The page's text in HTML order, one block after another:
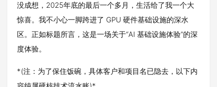
没成想，2025年底的最后一个多月，生活给了我一个大
惊喜。我不小心一脚跨进了 GPU 硬件基础设施的深水
区。正如标题所言，这是一场关于“AI 基础设施体验”的深
度体验。
*(注：为了保住饭碗，具体客户和项目名已隐去，以下内